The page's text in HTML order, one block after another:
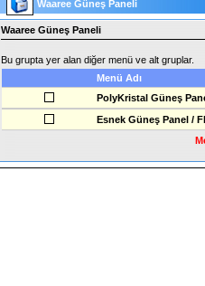
Waaree Güneş Paneli
Waaree Güneş Paneli
Bu grupta yer alan diğer menü ve alt gruplar.
Menü Adı
PolyKristal Güneş
Esnek Güneş Panel /